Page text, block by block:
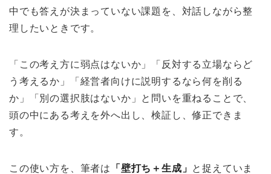
中でも答えが決まっていない課題を、対話しながら整
理したいときです。
「この考え方に弱点はないか」「反対する立場ならど
う考えるか」「経営者向けに説明するなら何を削る
か」「別の選択肢はないか」と問いを重ねることで、
頭の中にある考えを外へ出し、検証し、修正できま
す。
この使い方を、筆者は 「壁打ち＋生成」 と捉えていま